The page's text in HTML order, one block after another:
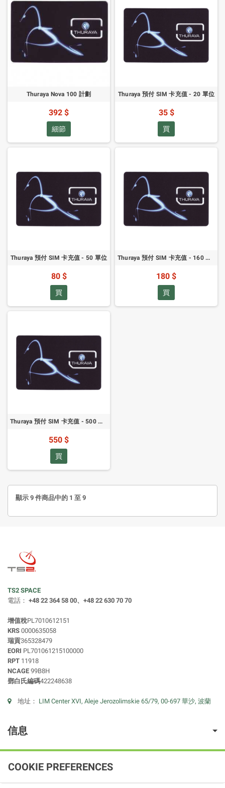
Thuraya Nova 100 計劃
392 $
細節
Thuraya 預付 SIM 卡充值 - 20 單位
35 $
買
Thuraya 預付 SIM 卡充值 - 50 單位
80 $
買
Thuraya 預付 SIM 卡充值 - 160 單位
180 $
買
Thuraya 預付 SIM 卡充值 - 500 單位
550 $
買
顯示 9 件商品中的 1 至 9
TS2 SPACE
電話： +48 22 364 58 00、+48 22 630 70 70
增值稅PL7010612151
KRS 0000635058
瑞貢365328479
EORI PL701061215100000
RPT 11918
NCAGE 99B8H
鄧白氏編碼422248638
地址： LIM Center XVI, Aleje Jerozolimskie 65/79, 00-697 華沙, 波蘭
信息
COOKIE PREFERENCES